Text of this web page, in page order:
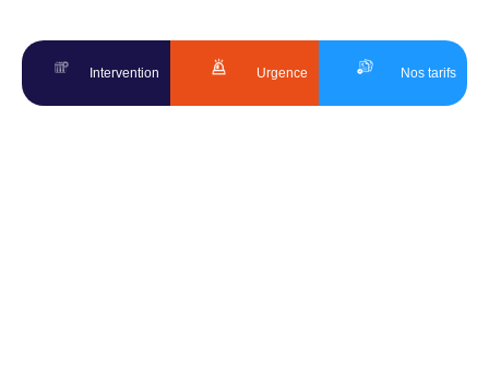
Intervention Urgence Nos tarifs